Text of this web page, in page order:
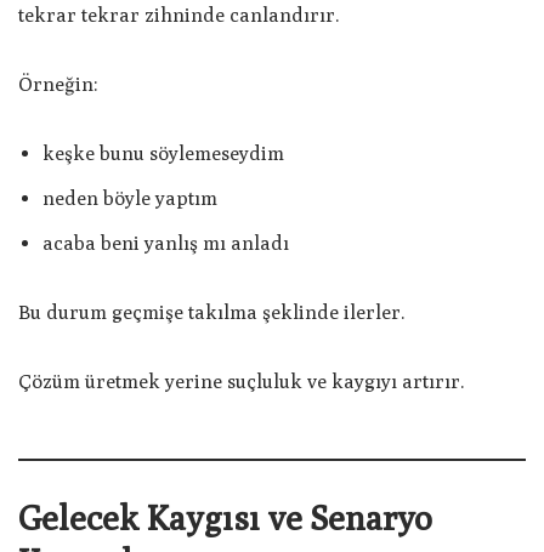
tekrar tekrar zihninde canlandırır.
Örneğin:
keşke bunu söylemeseydim
neden böyle yaptım
acaba beni yanlış mı anladı
Bu durum geçmişe takılma şeklinde ilerler.
Çözüm üretmek yerine suçluluk ve kaygıyı artırır.
Gelecek Kaygısı ve Senaryo